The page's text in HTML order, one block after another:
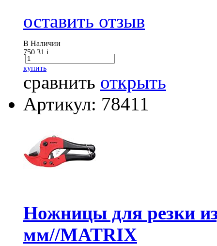
оставить отзыв
В Наличии
750.31i
купить
сравнить открыть
Артикул: 78411
Ножницы для резки
мм//MATRIX